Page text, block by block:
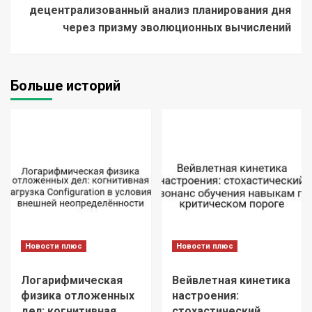
децентрализованный анализ планирования дня
через призму эволюционных вычислений
Больше историй
Новости плюс
Логарифмическая
физика отложенных
Новости плюс
Вейвлетная кинетика
настроения: